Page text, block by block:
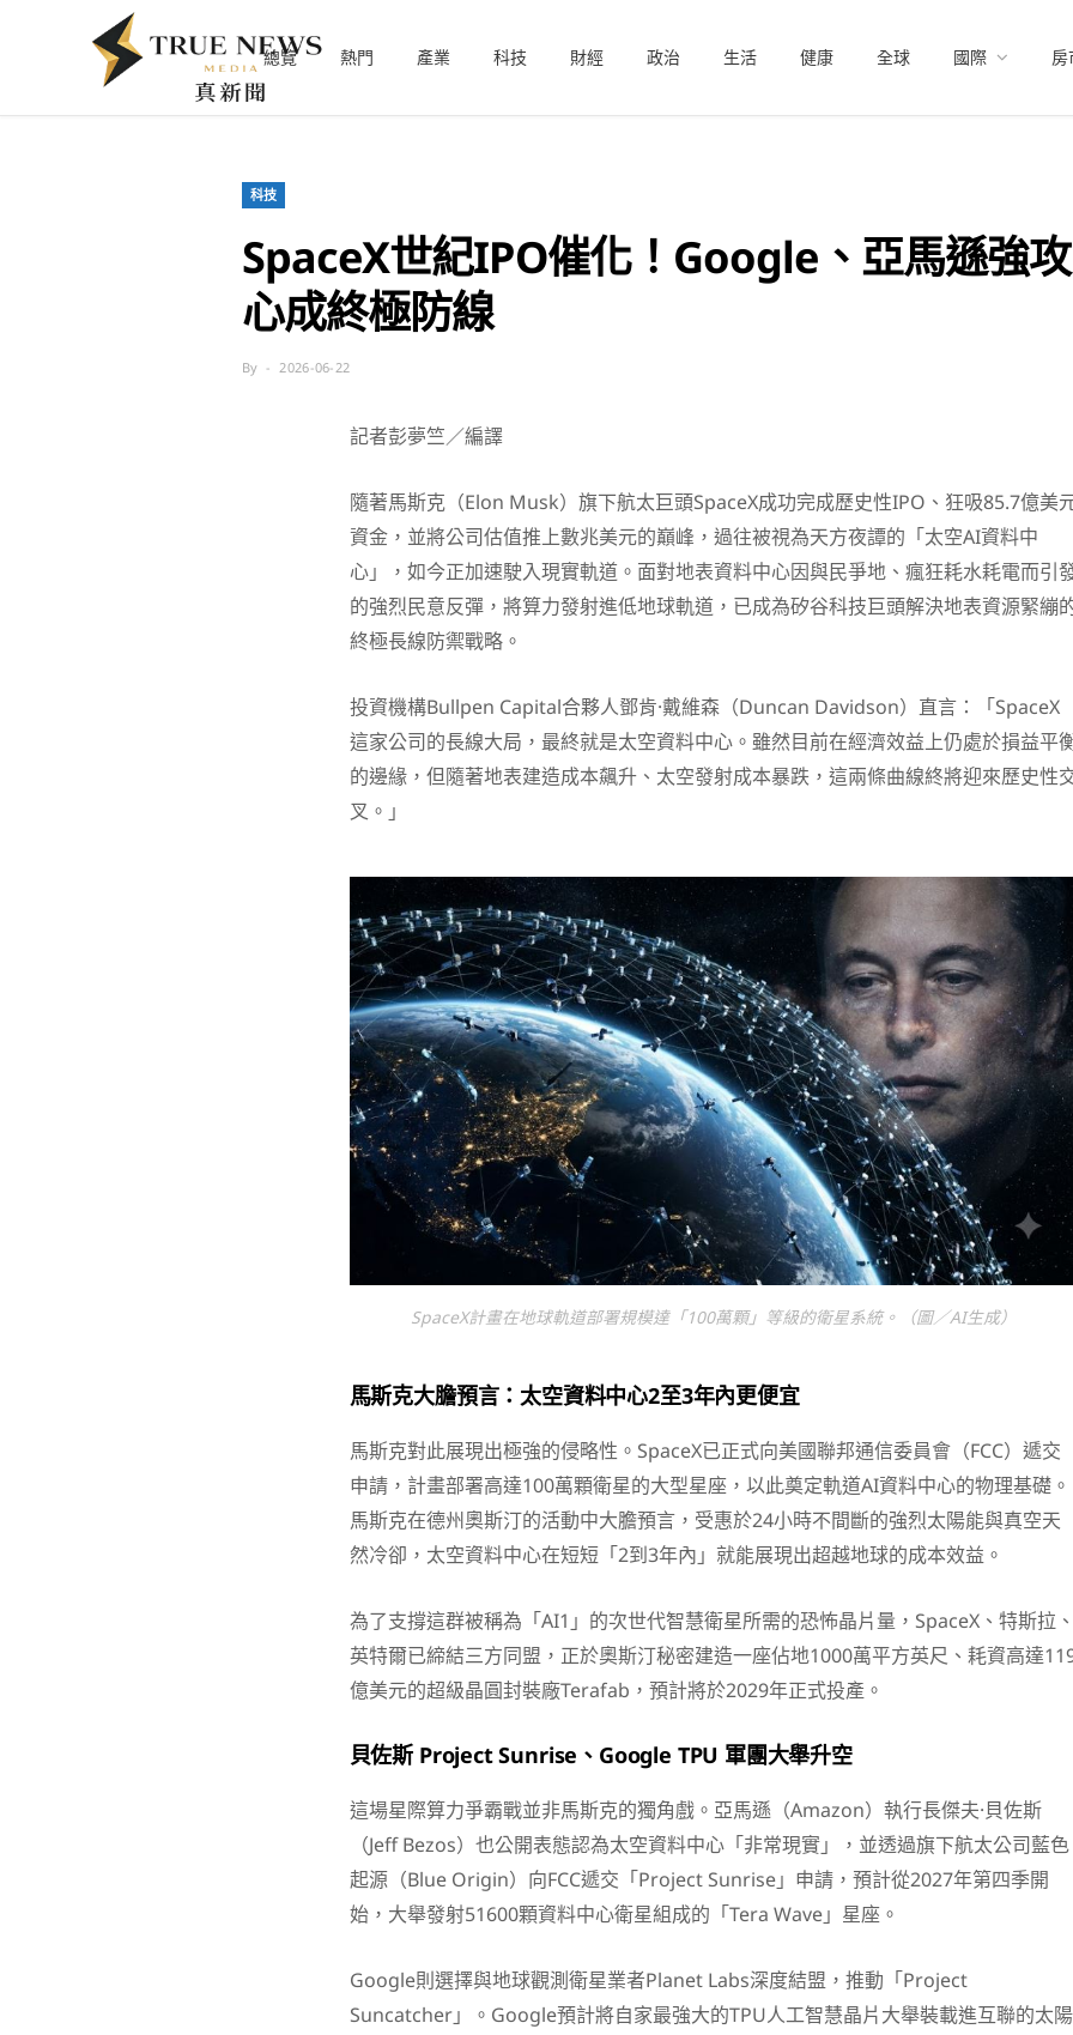
總覽 熱門 產業 科技 財經 政治 生活 健康 全球 國際 房
科技
SpaceX世紀IPO催化！Google、亞馬遜強
心成終極防線
By 2026-06-22
記者彭夢竺／編譯
隨著馬斯克（Elon Musk）旗下航太巨頭SpaceX成功完成歷史性IPO、狂吸85.7億美
資金，並將公司估值推上數兆美元的巔峰，過往被視為天方夜譚的「太空AI資料中
心」，如今正加速駛入現實軌道。面對地表資料中心因與民爭地、瘋狂耗水耗電而引
的強烈民意反彈，將算力發射進低地球軌道，已成為矽谷科技巨頭解決地表資源緊繃
終極長線防禦戰略。
投資機構Bullpen Capital合夥人鄧肯·戴維森（Duncan Davidson）直言：「SpaceX
這家公司的長線大局，最終就是太空資料中心。雖然目前在經濟效益上仍處於損益平
的邊緣，但隨著地表建造成本飆升、太空發射成本暴跌，這兩條曲線終將迎來歷史性
叉。」
SpaceX計畫在地球軌道部署規模達「100萬顆」等級的衛星系統。（圖／AI生成）
馬斯克大膽預言：太空資料中心2至3年內更便宜
馬斯克對此展現出極強的侵略性。SpaceX已正式向美國聯邦通信委員會（FCC）遞交
申請，計畫部署高達100萬顆衛星的大型星座，以此奠定軌道AI資料中心的物理基礎。
馬斯克在德州奧斯汀的活動中大膽預言，受惠於24小時不間斷的強烈太陽能與真空天
然冷卻，太空資料中心在短短「2到3年內」就能展現出超越地球的成本效益。
為了支撐這群被稱為「AI1」的次世代智慧衛星所需的恐怖晶片量，SpaceX、特斯拉
英特爾已締結三方同盟，正於奧斯汀秘密建造一座佔地1000萬平方英尺、耗資高達
億美元的超級晶圓封裝廠Terafab，預計將於2029年正式投產。
貝佐斯 Project Sunrise、Google TPU 軍團大舉升空
這場星際算力爭霸戰並非馬斯克的獨角戲。亞馬遜（Amazon）執行長傑夫·貝佐斯
（Jeff Bezos）也公開表態認為太空資料中心「非常現實」，並透過旗下航太公司藍色
起源（Blue Origin）向FCC遞交「Project Sunrise」申請，預計從2027年第四季開
始，大舉發射51600顆資料中心衛星組成的「Tera Wave」星座。
Google則選擇與地球觀測衛星業者Planet Labs深度結盟，推動「Project
Suncatcher」。Google預計將自家最強大的TPU人工智慧晶片大舉裝載進互聯的太陽